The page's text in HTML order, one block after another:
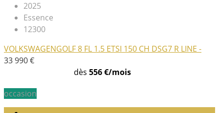
2025
Essence
12300
VOLKSWAGENGOLF 8 FL 1.5 ETSI 150 CH DSG7 R LINE -
33 990 €
dès 556 €/mois
occasion